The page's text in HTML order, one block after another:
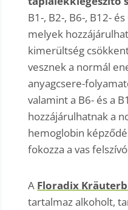
B1-, B2-, B6-, B12-
melyek
kimerültség
vesznek a normál
anyagcsere-
valamint a B6- és a
hozzájárulhatnak a
hemoglobin
fokozza a vas
A Floradix
tartalmaz alkoholt,